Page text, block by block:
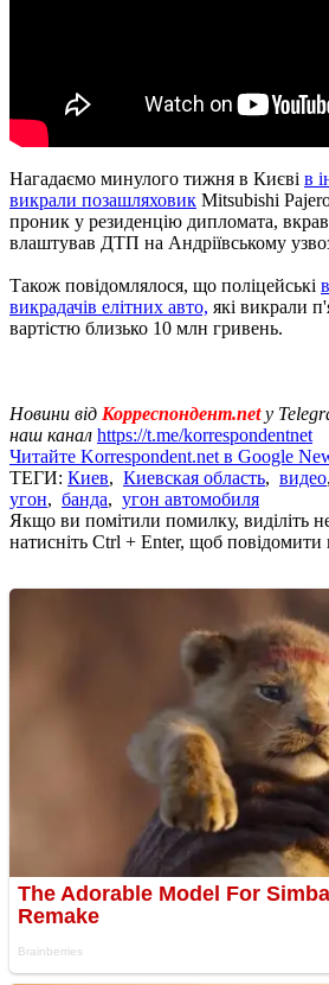
Нагадаємо минулого тижня в Києві в
викрали позашляховик Mitsubishi
проник у резиденцію дипломата,
влаштував ДТП на Андріївському
Також повідомлялося, що поліцейські
викрадачів елітних авто, які викрали
вартістю близько 10 млн гривень.
Новини від Корреспондент.net у
наш канал https://t.me/korrespondentnet
Читайте Korrespondent.net в Google
ТЕГИ: Киев, Киевская область, видео
угон, банда, угон автомобиля
Якщо ви помітили помилку, виділіть
натисніть Ctrl + Enter, щоб повідомити